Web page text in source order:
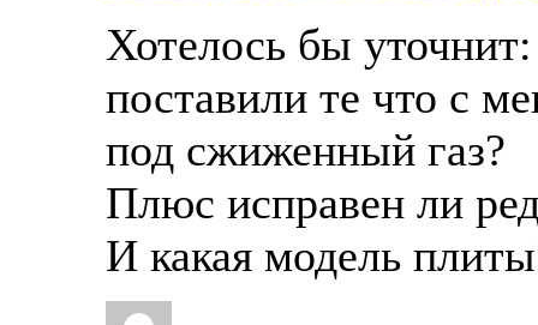
Хотелось бы
поставили те что с
под сжиженный газ?
Плюс исправен ли
И какая модель